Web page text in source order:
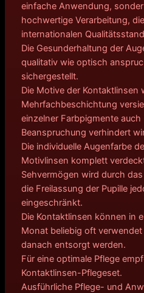
s
w
a
r
:
1
1
,
9
0
€
5
,
9
€
.
einfache Anwendung,
hochwertige Verarbeitung,
internationalen
Die Gesunderhaltung der
qualitativ wie optisch
sichergestellt.
Die Motive der Kontaktlinsen
Mehrfachbeschichtung
einzelner Farbpigmente auch
Beanspruchung verhindert
Die individuelle Augenfarbe
Motivlinsen komplett
Sehvermögen wird durch
die Freilassung der Pupille
eingeschränkt.
Die Kontaktlinsen können in
Monat beliebig oft
danach entsorgt werden.
Für eine optimale Pflege
Kontaktlinsen-Pflegeset.
Ausführliche Pflege- und